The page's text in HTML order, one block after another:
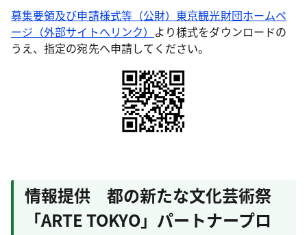
募集要領及び申請様式等（公財）東京観光財団ホームペ
ージ（外部サイトへリンク） より様式をダウンロードの
うえ、指定の宛先へ申請してください。
情報提供 都の新たな文化芸術祭
「ARTE TOKYO」パートナープロ